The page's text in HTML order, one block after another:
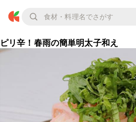
ピリ辛！春雨の簡単明太子和え